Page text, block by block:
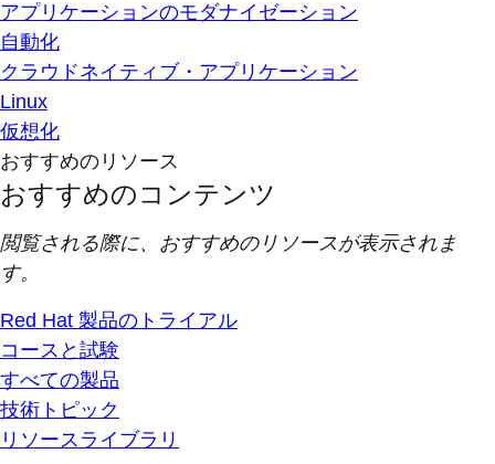
アプリケーションのモダナイゼーション
自動化
クラウドネイティブ・アプリケーション
Linux
仮想化
おすすめのリソース
おすすめのコンテンツ
閲覧される際に、おすすめのリソースが表示されま
す。
Red Hat 製品のトライアル
コースと試験
すべての製品
技術トピック
リソースライブラリ